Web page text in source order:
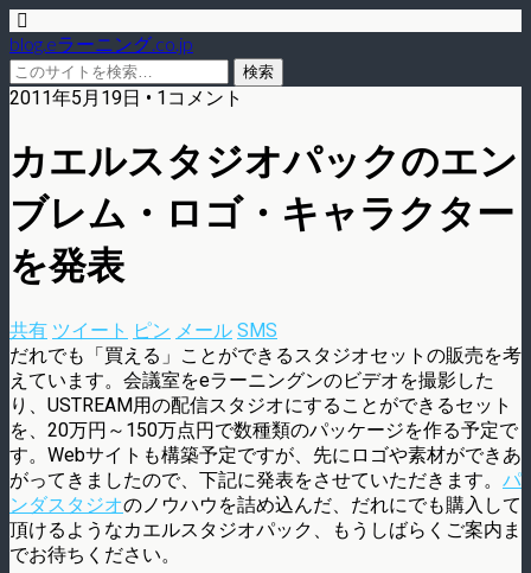
blog.eラーニング.co.jp
2011年5月19日 • 1コメント
カエルスタジオパックのエン
ブレム・ロゴ・キャラクター
を発表
共有 ツイート ピン メール SMS
だれでも「買える」ことができるスタジオセットの販売を考
えています。会議室をeラーニングンのビデオを撮影した
り、USTREAM用の配信スタジオにすることができるセット
を、20万円～150万点円で数種類のパッケージを作る予定で
す。Webサイトも構築予定ですが、先にロゴや素材ができあ
がってきましたので、下記に発表をさせていただきます。 パ
ンダスタジオのノウハウを詰め込んだ、だれにでも購入して
頂けるようなカエルスタジオパック、もうしばらくご案内ま
でお待ちください。